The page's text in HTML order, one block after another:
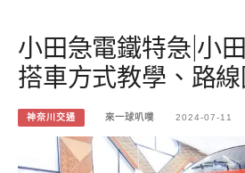
小田急電鐵特急|小
搭車方式教學、路
神奈川交通 來一球叭噗 2024-07-11